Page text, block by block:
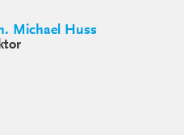
Michael Huss